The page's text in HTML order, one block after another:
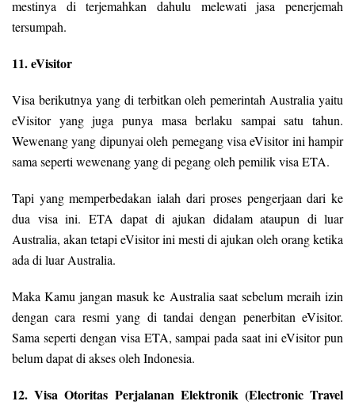
mestinya di terjemahkan dahulu melewati jasa penerjemah
tersumpah.
11. eVisitor
Visa berikutnya yang di terbitkan oleh pemerintah Australia yaitu
eVisitor yang juga punya masa berlaku sampai satu tahun.
Wewenang yang dipunyai oleh pemegang visa eVisitor ini hampir
sama seperti wewenang yang di pegang oleh pemilik visa ETA.
Tapi yang memperbedakan ialah dari proses pengerjaan dari ke
dua visa ini. ETA dapat di ajukan didalam ataupun di luar
Australia, akan tetapi eVisitor ini mesti di ajukan oleh orang ketika
ada di luar Australia.
Maka Kamu jangan masuk ke Australia saat sebelum meraih izin
dengan cara resmi yang di tandai dengan penerbitan eVisitor.
Sama seperti dengan visa ETA, sampai pada saat ini eVisitor pun
belum dapat di akses oleh Indonesia.
12. Visa Otoritas Perjalanan Elektronik (Electronic Travel